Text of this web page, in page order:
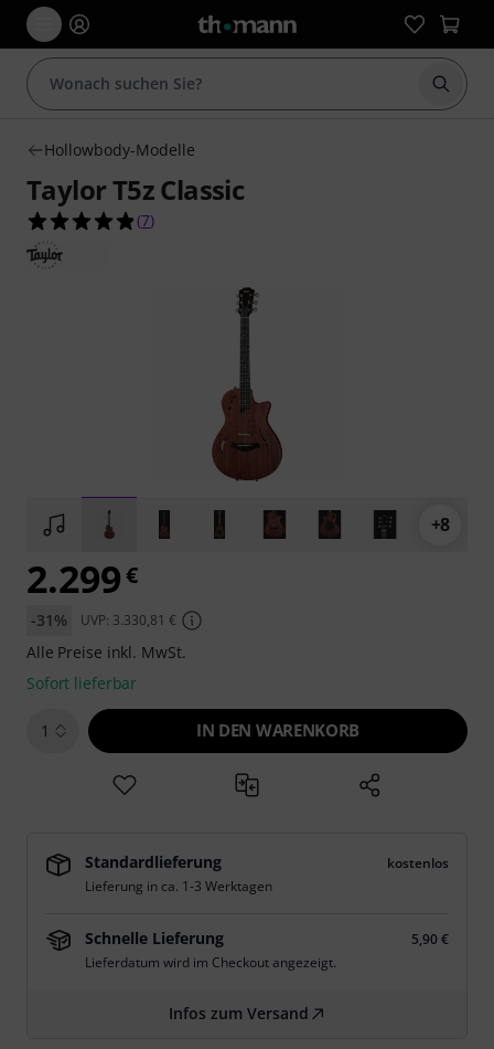
Suche
Hollowbody-Modelle
Taylor T5z Classic
4.9 von 5 Sternen aus 7 Kundenbewertungen
(7)
+8
2.299€
-31% UVP: 3.330,81 €
Alle Preise inkl. MwSt.
Sofort lieferbar
1 IN DEN WARENKORB
Standardlieferung
kostenlos
Lieferung in ca. 1-3 Werktagen
Schnelle Lieferung
5,90 €
Lieferdatum wird im Checkout angezeigt.
Infos zum Versand